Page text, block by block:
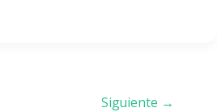
Siguiente →